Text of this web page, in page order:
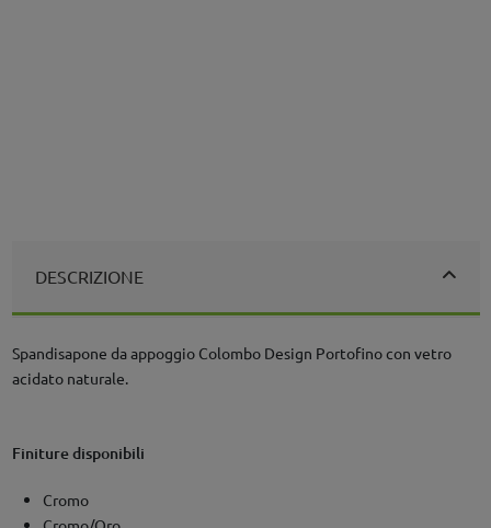
DESCRIZIONE
Spandisapone da appoggio Colombo Design Portofino con vetro
acidato naturale.
Finiture disponibili
Cromo